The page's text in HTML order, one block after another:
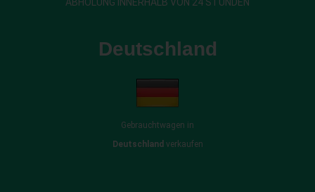
Deutschland
Gebrauchtwagen in
Deutschland verkaufen